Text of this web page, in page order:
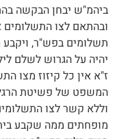
ביהמ"ש יבחן הבקשה
ובהתאם לצו
תשלומים בפש"ר, ויקבע
יהיה על הגרוש לשלם
ז"א אין כל קיזוז מצו
המשפט של פשיטת
וללא קשר לצו
מופחתים ממה שקבע